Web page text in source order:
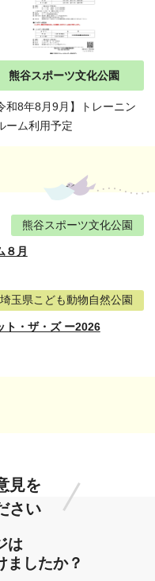
熊谷スポーツ文化公園
和8年8月9月】トレーニン
ーム利用予定
熊谷スポーツ文化公園
８月
埼玉県こども動物自然公園
ト・ザ・ズ ー2026
見を
さい
は
ましたか？